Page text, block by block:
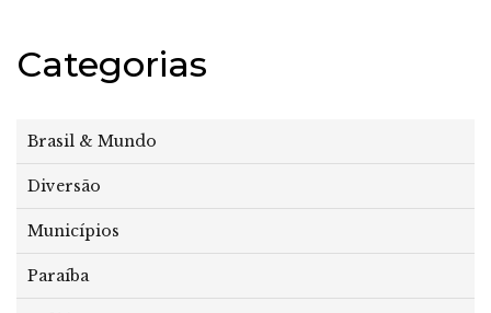
Categorias
Brasil & Mundo
Diversão
Municípios
Paraíba